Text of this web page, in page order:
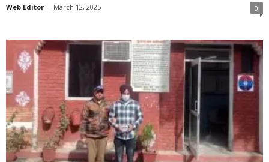
Web Editor - March 12, 2025 0